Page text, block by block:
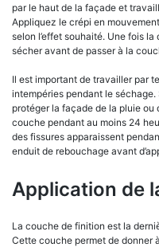
par le haut de la façade et
Appliquez le crépi en
selon l’effet souhaité. Une fois
sécher avant de passer à la
Il est important de travailler par
intempéries pendant le
protéger la façade de la pluie
couche pendant au moins 24
des fissures apparaissent
enduit de rebouchage avant
Application de
La couche de finition est la
Cette couche permet de donner